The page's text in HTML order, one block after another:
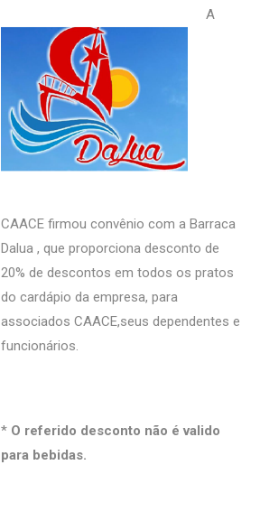
A
CAACE firmou convênio com a Barraca
Dalua , que proporciona desconto de
20% de descontos em todos os pratos
do cardápio da empresa, para
associados CAACE,seus dependentes e
funcionários.
* O referido desconto não é valido
para bebidas.